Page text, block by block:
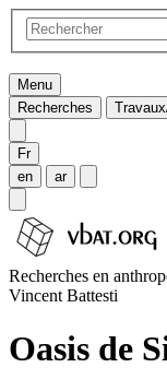
Menu
Recherches
Fr
en
ar
Recherches en
Vincent Battesti
Oasis de